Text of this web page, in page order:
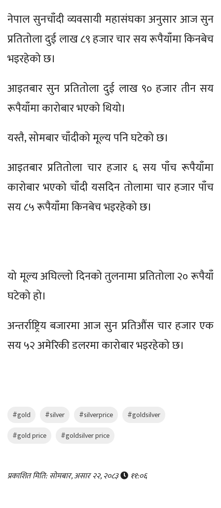
नेपाल सुनचाँदी व्यवसायी महासंघका अनुसार आज सुन
प्रतितोला दुई लाख ८९ हजार चार सय रूपैयाँमा किनबेच
भइरहेको छ।
आइतबार सुन प्रतितोला दुई लाख ९० हजार तीन सय
रूपैयाँमा कारोबार भएको थियो।
यस्तै, सोमबार चाँदीको मूल्य पनि घटेको छ।
आइतबार प्रतितोला चार हजार ६ सय पाँच रूपैयाँमा
कारोबार भएको चाँदी यसदिन तोलामा चार हजार पाँच
सय ८५ रूपैयाँमा किनबेच भइरहेको छ।
यो मूल्य अघिल्लो दिनको तुलनामा प्रतितोला २० रूपैयाँ
घटेको हो।
अन्तर्राष्ट्रिय बजारमा आज सुन प्रतिऔंस चार हजार एक
सय ५२ अमेरिकी डलरमा कारोबार भइरहेको छ।
#gold #silver #silverprice
#goldsilver
#gold price
#goldsilver price
प्रकाशित मिति: सोमबार, असार २२, २०८३ ११:०६